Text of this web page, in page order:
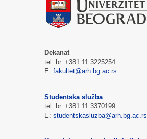
Dekanat
tel. br. +381 11 3225254
E: fakultet@arh.bg.ac.rs
Studentska služba
tel. br. +381 11 3370199
E: studentskasluzba@arh.bg.ac.rs